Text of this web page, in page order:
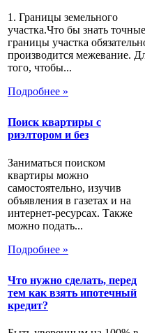
1. Границы земельного
участка.Что бы знать точные
границы участка
производится межевание.
того, чтобы...
Подробнее »
Поиск квартиры с
риэлтором и без
Заниматься поиском
квартиры можно
самостоятельно, изучив
объявления в газетах и на
интернет-ресурсах. Также
можно подать...
Подробнее »
Что нужно сделать, перед
тем как взять ипотечный
кредит?